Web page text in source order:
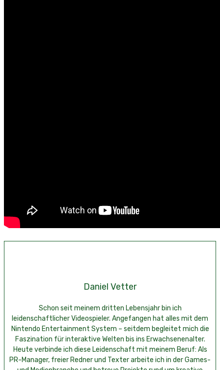
Daniel Vetter
Schon seit meinem dritten Lebensjahr bin ich
leidenschaftlicher Videospieler. Angefangen hat alles mit dem
Nintendo Entertainment System – seitdem begleitet mich die
Faszination für interaktive Welten bis ins Erwachsenenalter.
Heute verbinde ich diese Leidenschaft mit meinem Beruf: Als
PR-Manager, freier Redner und Texter arbeite ich in der Games-